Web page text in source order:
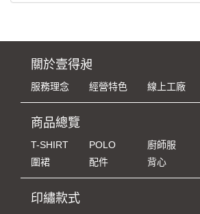
關於壹得昶
服務理念 經營特色 線上工廠
商品總覽
T-SHIRT POLO 廚師服
圍裙
配件 背心
印繡款式